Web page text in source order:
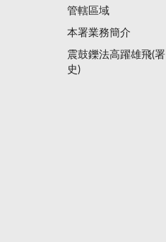
管轄區域
本署業務簡介
震鼓鑠法高躍雄飛(署
史)